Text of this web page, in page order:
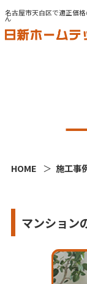
名古屋市天白区で適正価
ん
HOME 施工事
マンション